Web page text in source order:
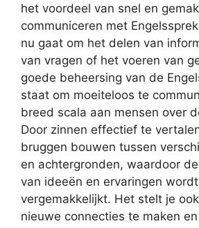
het voordeel van snel en
communiceren met
nu gaat om het delen van
van vragen of het voeren van
goede beheersing van de
staat om moeiteloos te
breed scala aan mensen over
Door zinnen effectief te
bruggen bouwen tussen
en achtergronden, waardoor
van ideeën en ervaringen wordt
vergemakkelijkt. Het stelt je
nieuwe connecties te maken